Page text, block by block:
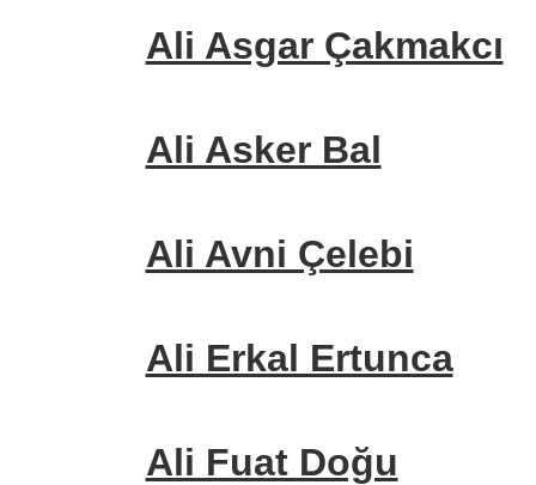
Ali Asgar Çakmakcı
Ali Asker Bal
Ali Avni Çelebi
Ali Erkal Ertunca
Ali Fuat Doğu